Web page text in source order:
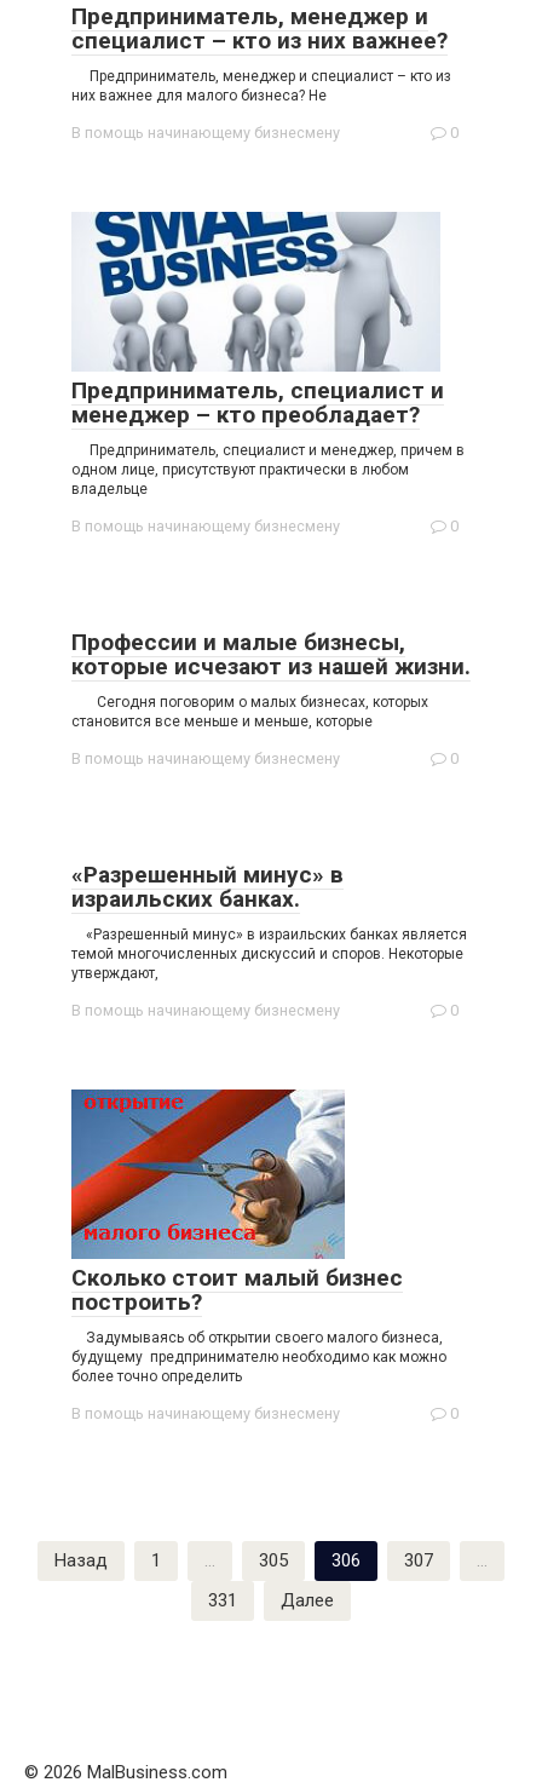
Предприниматель, менеджер и
специалист – кто из них важнее?
Предприниматель, менеджер и специалист – кто из
них важнее для малого бизнеса? Не
В помощь начинающему бизнесмену 0
Предприниматель, специалист и
менеджер – кто преобладает?
Предприниматель, специалист и менеджер, причем в
одном лице, присутствуют практически в любом
владельце
В помощь начинающему бизнесмену 0
Профессии и малые бизнесы,
которые исчезают из нашей жизни.
Сегодня поговорим о малых бизнесах, которых
становится все меньше и меньше, которые
В помощь начинающему бизнесмену 0
«Разрешенный минус» в
израильских банках.
«Разрешенный минус» в израильских банках является
темой многочисленных дискуссий и споров. Некоторые
утверждают,
В помощь начинающему бизнесмену 0
Сколько стоит малый бизнес
построить?
Задумываясь об открытии своего малого бизнеса,
будущему предпринимателю необходимо как можно
более точно определить
В помощь начинающему бизнесмену 0
Пагинация
записей
Назад 1 305 306 307
331
Далее
© 2026 MalBusiness.com